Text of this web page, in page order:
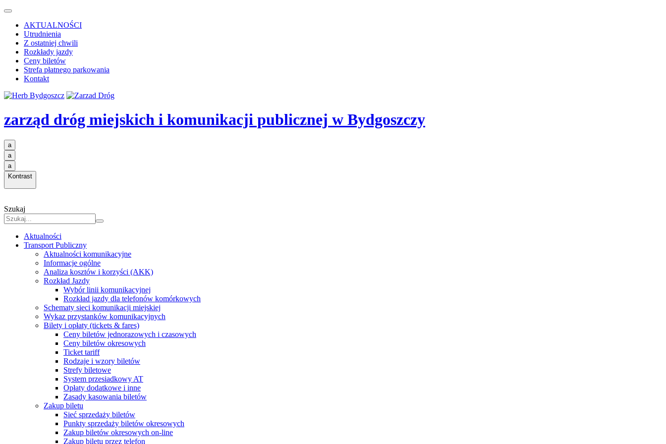
AKTUALNOŚCI
Utrudnienia
Z ostatniej chwili
Rozkłady jazdy
Ceny biletów
Strefa płatnego parkowania
Kontakt
zarząd dróg miejskich i komunikacji publicznej w Bydgoszczy
a
a
a
Kontrast
Szukaj
Aktualności
Transport Publiczny
Aktualności komunikacyjne
Informacje ogólne
Analiza kosztów i korzyści (AKK)
Rozkład Jazdy
Wybór linii komunikacyjnej
Rozkład jazdy dla telefonów komórkowych
Schematy sieci komunikacji miejskiej
Wykaz przystanków komunikacyjnych
Bilety i opłaty (tickets & fares)
Ceny biletów jednorazowych i czasowych
Ceny biletów okresowych
Ticket tariff
Rodzaje i wzory biletów
Strefy biletowe
System przesiadkowy AT
Opłaty dodatkowe i inne
Zasady kasowania biletów
Zakup biletu
Sieć sprzedaży biletów
Punkty sprzedaży biletów okresowych
Zakup biletów okresowych on-line
Zakup biletu przez telefon